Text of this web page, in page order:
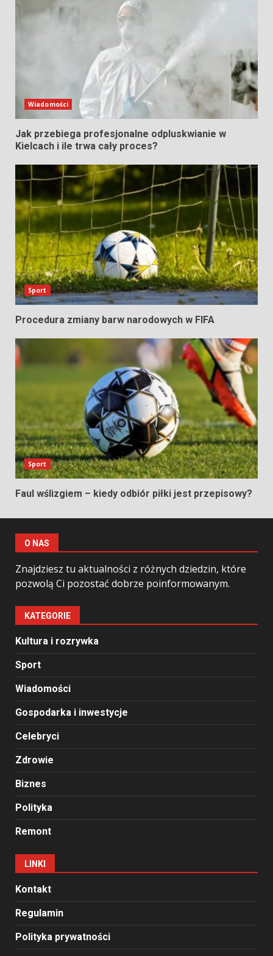
Wiadomości
Jak przebiega profesjonalne odpluskwianie w
Kielcach i ile trwa cały proces?
Sport
Procedura zmiany barw narodowych w FIFA
Sport
Faul wślizgiem – kiedy odbiór piłki jest przepisowy?
O NAS
Znajdziesz tu aktualności z różnych dziedzin, które
pozwolą Ci pozostać dobrze poinformowanym.
KATEGORIE
Kultura i rozrywka
Sport
Wiadomości
Gospodarka i inwestycje
Celebryci
Zdrowie
Biznes
Polityka
Remont
LINKI
Kontakt
Regulamin
Polityka prywatności